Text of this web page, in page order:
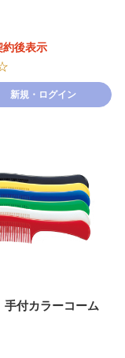
約後表示
新規・ログイン
付カラーコーム